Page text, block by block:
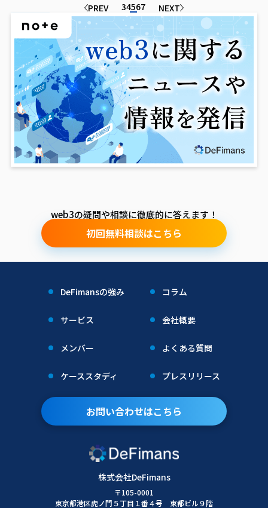
PREV 34567 NEXT
web3の疑問や相談に徹底的に答えます！
初回無料相談はこちら
株式会社DeFimans
〒105-0001
東京都港区虎ノ門５丁目１番４号 東都ビル９階
DeFimansの強み コラム
サービス 会社概要
メンバー よくある質問
ケーススタディ プレスリリース
お問い合わせはこちら